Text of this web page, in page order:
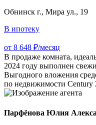
Обнинск г., Мира ул., 19
В ипотеку
от 8 648 ₽/месяц
В продаже комната,
2024 году выполнен
Выгодного вложения
по недвижимости Сеntury
Парфёнова Юлия